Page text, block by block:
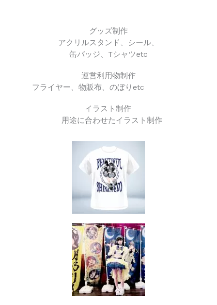
グッズ制作
アクリルスタンド、シール、
缶バッジ、Tシャツetc
運営利用物制作
フライヤー、物販布、のぼりetc
イラスト制作
用途に合わせたイラスト制作